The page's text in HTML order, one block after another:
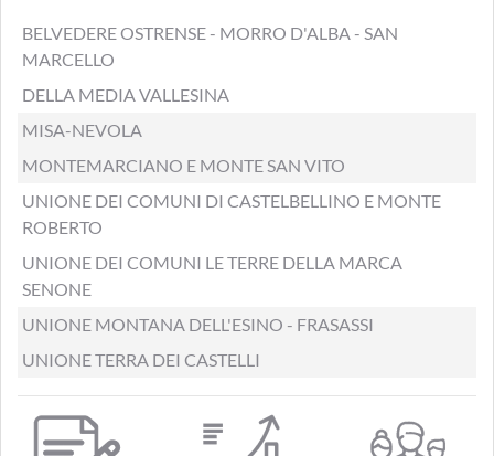
BELVEDERE OSTRENSE - MORRO D'ALBA - SAN
MARCELLO
DELLA MEDIA VALLESINA
MISA-NEVOLA
MONTEMARCIANO E MONTE SAN VITO
UNIONE DEI COMUNI DI CASTELBELLINO E MONTE
ROBERTO
UNIONE DEI COMUNI LE TERRE DELLA MARCA
SENONE
UNIONE MONTANA DELL'ESINO - FRASASSI
UNIONE TERRA DEI CASTELLI